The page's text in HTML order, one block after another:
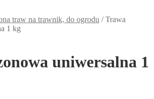
traw na trawnik, do ogrodu /Trawa
1 kg
uniwersalna 1